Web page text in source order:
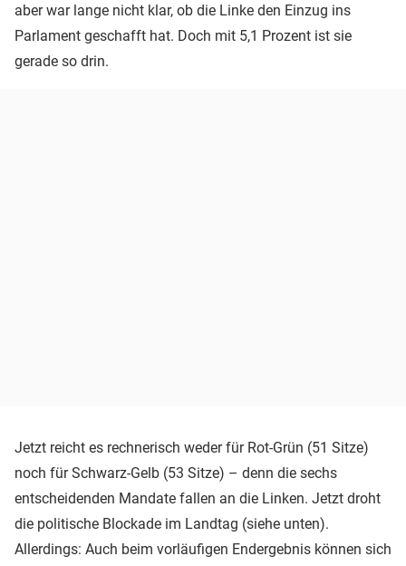
aber war lange nicht klar, ob die Linke den Einzug ins
Parlament geschafft hat. Doch mit 5,1 Prozent ist sie
gerade so drin.
Jetzt reicht es rechnerisch weder für Rot-Grün (51 Sitze)
noch für Schwarz-Gelb (53 Sitze) – denn die sechs
entscheidenden Mandate fallen an die Linken. Jetzt droht
die politische Blockade im Landtag (siehe unten).
Allerdings: Auch beim vorläufigen Endergebnis können sich